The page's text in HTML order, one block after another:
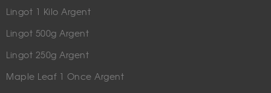
Lingot 1 Kilo Argent
Lingot 500g Argent
Lingot 250g Argent
Maple Leaf 1 Once Argent